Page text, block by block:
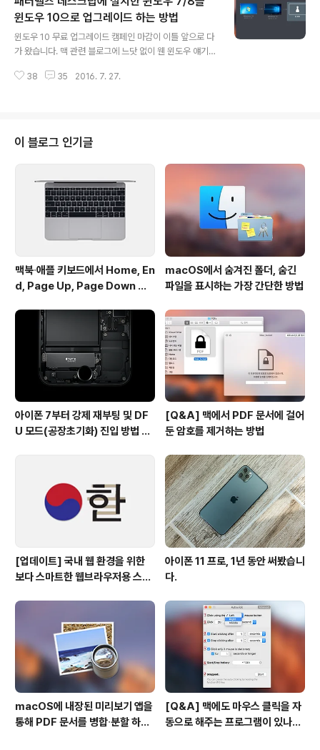
실망스러웠던 느낌을 받은 적이 한 번쯤은 있을 것입니다.
대형포털 사이트에서 제공하는 전문적인 메일에는 위지위
그(WYSIWYG: What You See Is What You Get, "보
기울이면 깔끔하고 세련된 메일을 작성하여 보낼 수 있는
윈도우 10으로 업그레이드 하는 방법
윈도우 10 무료 업그레이드 캠페인 마감이 이틀 앞으로 다
가 왔습니다. 맥 관련 블로그에 느닷 없이 웬 윈도우 얘기냐
7/8 정품을 쓰고 계신 분이라면 윈도우 10 무료 업그레이
업그레이드를 미루고 있는 이유가 있을 텐데요. 캠페인 마
감일인 29일까지 윈도우 10을 설치하면 무료 업그레이드
기간 이후에도 공짜로 윈도우 10으로 업그레이드할 수 있
습니다. 캠패인 기간 운영체제를 업그레이드하면 윈도우 1
0을 쓸 수 있는 권한이 윈도우7/8 라이선스에 추가되기 때
문입니다. 따라서 윈도우 ..
38 35 2016. 7. 27.
이 블로그 인기글
맥북∙애플 키보드에서 Home, En
d, Page Up, Page Down 키
macOS에서 숨겨진 폴더, 숨긴
파일을 표시하는 가장 간단한 방법
아이폰 7부터 강제 재부팅 및 DF
U 모드(공장초기화) 진입 방법 변
[Q&A] 맥에서 PDF 문서에 걸어
둔 암호를 제거하는 방법
[업데이트] 국내 웹 환경을 위한
보다 스마트한 웹브라우저용 스타
아이폰 11 프로, 1년 동안 써봤습니
다.
macOS에 내장된 미리보기 앱을
통해 PDF 문서를 병합∙분할 하는
[Q&A] 맥에도 마우스 클릭을 자
동으로 해주는 프로그램이 있나